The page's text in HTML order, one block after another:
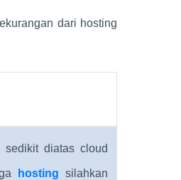
dari hosting
sedikit diatas cloud
hosting silahkan